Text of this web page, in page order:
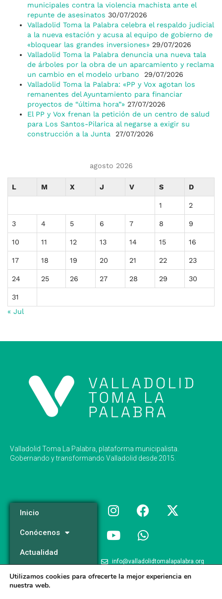
municipales contra la violencia machista ante el
repunte de asesinatos 30/07/2026
Valladolid Toma la Palabra celebra el respaldo judicial
a la nueva estación y acusa al equipo de gobierno de
«bloquear las grandes inversiones» 29/07/2026
Valladolid Toma la Palabra denuncia una nueva tala
de árboles por la obra de un aparcamiento y reclama
un cambio en el modelo urbano
29/07/2026
Valladolid Toma la Palabra: «PP y Vox agotan los
remanentes del Ayuntamiento para financiar
proyectos de “última hora”» 27/07/2026
El PP y Vox frenan la petición de un centro de salud
para Los Santos-Pilarica al negarse a exigir su
construcción a la Junta
27/07/2026
agosto 2026
L M X J V S D
1 2
3 4 5 6 7 8 9
10 11 12 13 14 15 16
17 18 19 20 21 22 23
24 25 26 27 28 29 30
31
« Jul
Valladolid Toma La Palabra, plataforma municipalista.
Gobernando y transformando Valladolid desde 2015.
Inicio
Conócenos
Actualidad
Programa
info@valladolidtomalapalabra.org
+34 983 426 124
Utilizamos cookies para ofrecerte la mejor experiencia en
nuestra web.